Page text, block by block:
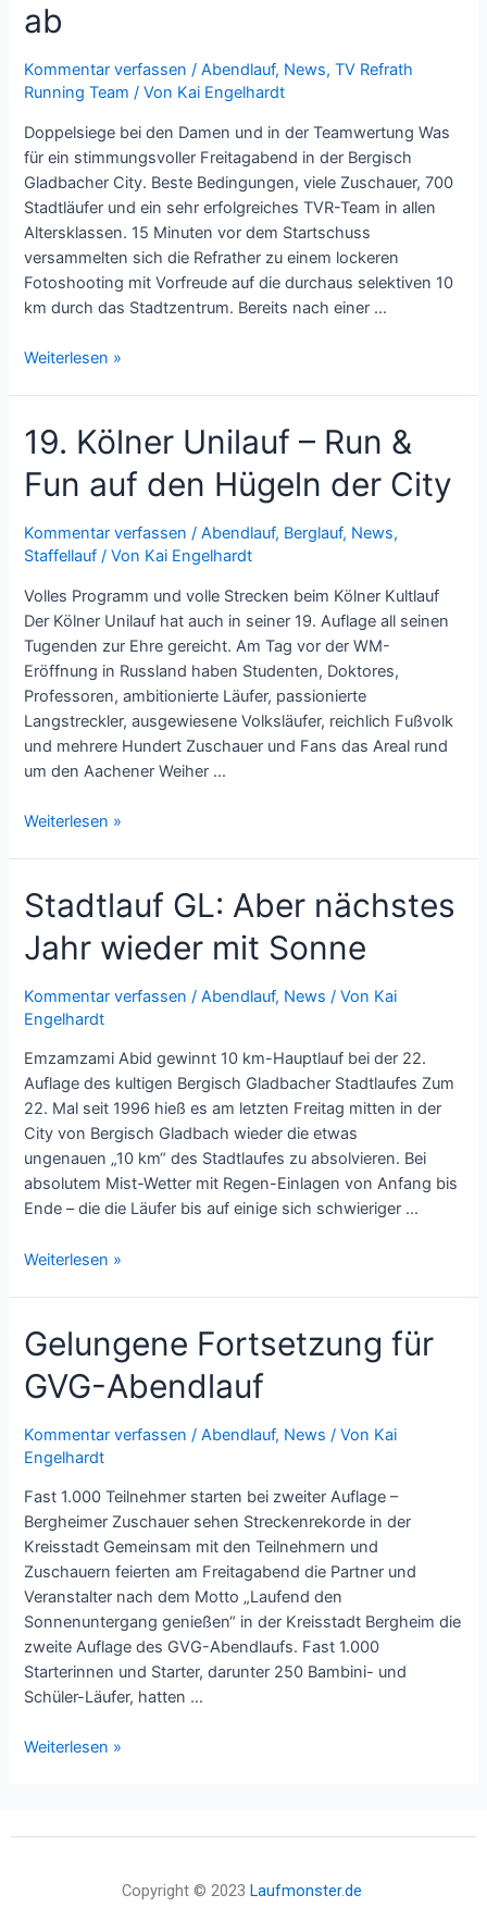
ab
Kommentar verfassen /Abendlauf, News,TV Refrath
Running Team / Von Kai Engelhardt
Doppelsiege bei den Damen und in der Teamwertung Was
für ein stimmungsvoller Freitagabend in der Bergisch
Gladbacher City. Beste Bedingungen, viele Zuschauer, 700
Stadtläufer und ein sehr erfolgreiches TVR-Team in allen
Altersklassen. 15 Minuten vor dem Startschuss
versammelten sich die Refrather zu einem lockeren
Fotoshooting mit Vorfreude auf die durchaus selektiven 10
km durch das Stadtzentrum. Bereits nach einer …
Weiterlesen »
19. Kölner Unilauf – Run &
Fun auf den Hügeln der City
Kommentar verfassen /Abendlauf, Berglauf, News,
Staffellauf / Von Kai Engelhardt
Volles Programm und volle Strecken beim Kölner Kultlauf
Der Kölner Unilauf hat auch in seiner 19. Auflage all seinen
Tugenden zur Ehre gereicht. Am Tag vor der WM-
Eröffnung in Russland haben Studenten, Doktores,
Professoren, ambitionierte Läufer, passionierte
Langstreckler, ausgewiesene Volksläufer, reichlich Fußvolk
und mehrere Hundert Zuschauer und Fans das Areal rund
um den Aachener Weiher …
Weiterlesen »
Stadtlauf GL: Aber nächstes
Jahr wieder mit Sonne
Kommentar verfassen /Abendlauf, News / Von Kai
Engelhardt
Emzamzami Abid gewinnt 10 km-Hauptlauf bei der 22.
Auflage des kultigen Bergisch Gladbacher Stadtlaufes Zum
22. Mal seit 1996 hieß es am letzten Freitag mitten in der
City von Bergisch Gladbach wieder die etwas
ungenauen „10 km“ des Stadtlaufes zu absolvieren. Bei
absolutem Mist-Wetter mit Regen-Einlagen von Anfang bis
Ende – die die Läufer bis auf einige sich schwieriger …
Weiterlesen »
Gelungene Fortsetzung für
GVG-Abendlauf
Kommentar verfassen /Abendlauf, News / Von Kai
Engelhardt
Fast 1.000 Teilnehmer starten bei zweiter Auflage –
Bergheimer Zuschauer sehen Streckenrekorde in der
Kreisstadt Gemeinsam mit den Teilnehmern und
Zuschauern feierten am Freitagabend die Partner und
Veranstalter nach dem Motto „Laufend den
Sonnenuntergang genießen“ in der Kreisstadt Bergheim die
zweite Auflage des GVG-Abendlaufs. Fast 1.000
Starterinnen und Starter, darunter 250 Bambini- und
Schüler-Läufer, hatten …
Weiterlesen »
Copyright © 2023 Laufmonster.de